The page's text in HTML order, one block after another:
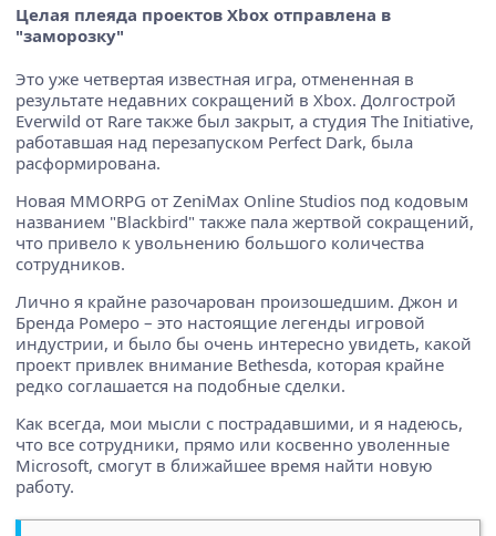
Целая плеяда проектов Xbox отправлена в
"заморозку"
Это уже четвертая известная игра, отмененная в
результате недавних сокращений в Xbox. Долгострой
Everwild от Rare также был закрыт, а студия The Initiative,
работавшая над перезапуском Perfect Dark, была
расформирована.
Новая MMORPG от ZeniMax Online Studios под кодовым
названием "Blackbird" также пала жертвой сокращений,
что привело к увольнению большого количества
сотрудников.
Лично я крайне разочарован произошедшим. Джон и
Бренда Ромеро – это настоящие легенды игровой
индустрии, и было бы очень интересно увидеть, какой
проект привлек внимание Bethesda, которая крайне
редко соглашается на подобные сделки.
Как всегда, мои мысли с пострадавшими, и я надеюсь,
что все сотрудники, прямо или косвенно уволенные
Microsoft, смогут в ближайшее время найти новую
работу.